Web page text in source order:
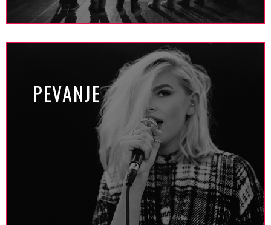
PEVANJE